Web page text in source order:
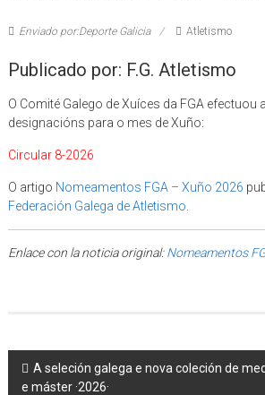
Enviado por:Deporte Galicia Atletismo
Publicado por: F.G. Atletismo
O Comité Galego de Xuíces da FGA efectuou
designacións para o mes de Xuño:
Circular 8-2026
O artigo Nomeamentos FGA – Xuño 2026
Federación Galega de Atletismo
Enlace con la noticia original:Nomeamentos
Post navigation
A seleción galega e nova coleción de
e máster ·2026·